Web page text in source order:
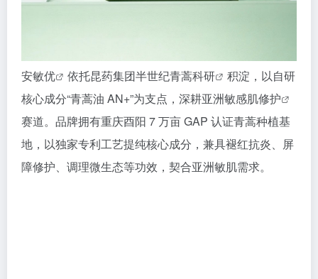
安敏优 依托昆药集团半世纪青蒿科研
积淀，以自研
核心成分“青蒿油 AN+”为支点，深耕亚洲敏感肌修护
赛道。品牌拥有重庆酉阳 7 万亩 GAP 认证青蒿种植基
地，以独家专利工艺提纯核心成分，兼具褪红抗炎、屏
障修护、调理微生态等功效，契合亚洲敏肌需求。